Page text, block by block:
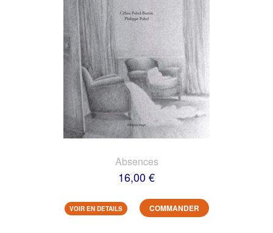
Absences
16,00 €
VOIR EN DETAILS COMMANDER